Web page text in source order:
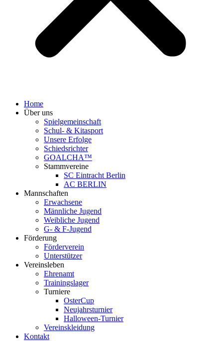
Home
Über uns
Spielgemeinschaft
Schul- & Kitasport
Unsere Erfolge
Schiedsrichter
GOALCHA™
Stammvereine
SC Eintracht Berlin
AC BERLIN
Mannschaften
Erwachsene
Männliche Jugend
Weibliche Jugend
G- & F‑Jugend
Förderung
Förderverein
Unterstützer
Vereinsleben
Ehrenamt
Trainingslager
Turniere
OsterCup
Neujahrsturnier
Halloween-Turnier
Vereinskleidung
Kontakt